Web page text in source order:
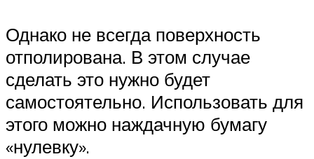
Однако не всегда поверхность
отполирована. В этом случае
сделать это нужно будет
самостоятельно. Использовать для
этого можно наждачную бумагу
«нулевку».